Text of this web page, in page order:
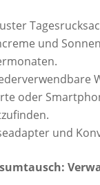
und
oder
und